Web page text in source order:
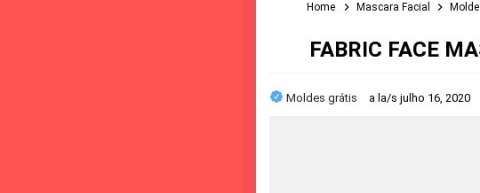
Home Mascara Facial
FABRIC FACE
Moldes grátis a la/s julho 16, 2020